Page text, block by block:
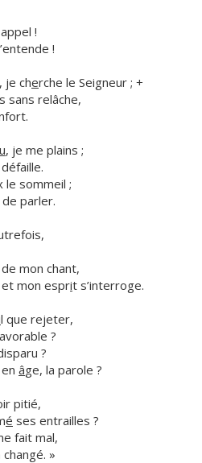
!
!
je cherche le Seigneur ; +
sans relâche,
u, je me plains ;
le sommeil ;
parler.
mon chant,
mon esprit s’interroge.
l que rejeter,
?
?
âge, la parole ?
pitié,
é ses entrailles ?
fait mal,
»